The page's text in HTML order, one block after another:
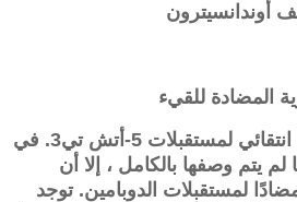
أوندانسيترون
المضادة للقيء
أوندانسيترون هو مضاد انتقائي لمستقبلات 5-أتش تي3. في
لم يتم وصفها بالكامل ، إلا أن
لمستقبلات الدوبامين. توجد